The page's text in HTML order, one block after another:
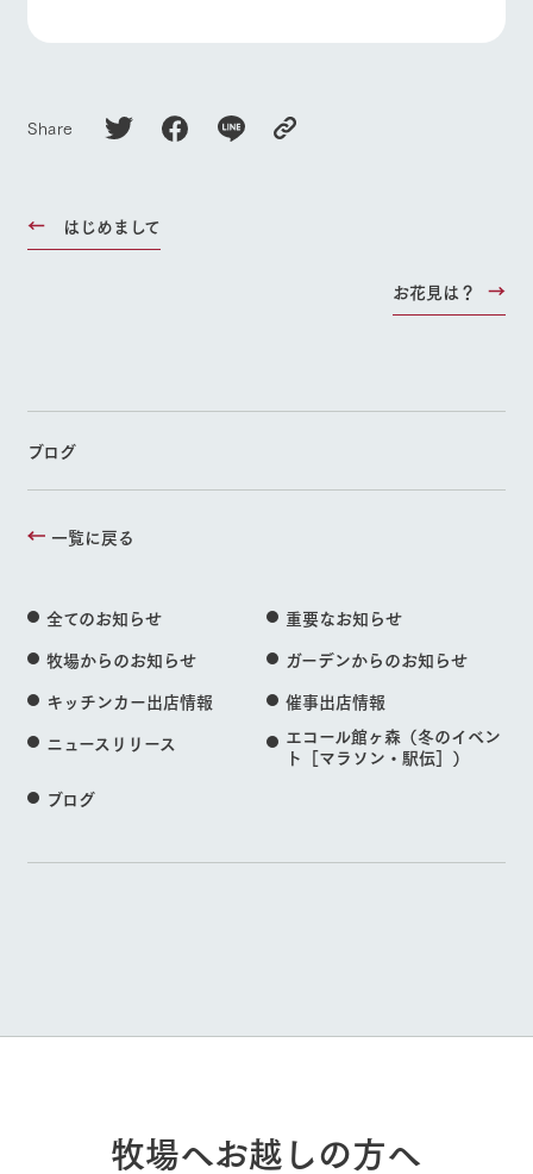
Share
はじめまして
お花見は？
ブログ
一覧に戻る
全てのお知らせ
重要なお知らせ
牧場からのお知らせ
ガーデンからのお知らせ
キッチンカー出店情報
催事出店情報
ニュースリリース
エコール館ヶ森（冬のイベン
ト［マラソン・駅伝］）
ブログ
牧場へお越しの方へ